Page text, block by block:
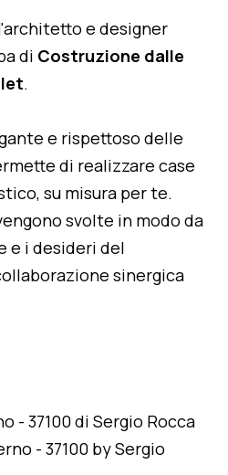
e designer
di Costruzione dalle
.
e rispettoso delle
di realizzare case
su misura per te.
svolte in modo da
e i desideri del
sinergica